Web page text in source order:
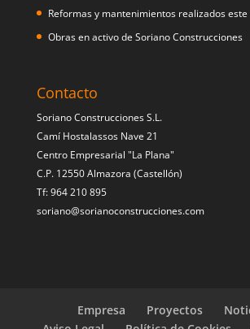
Reformas y mantenimientos realizados
Obras en activo de Soriano Construcciones
Contacto
Soriano Construcciones S.L.
Camí Hostalassos Nave 21
Centro Empresarial "La Plana"
C.P. 12550 Almazora (Castellón)
Tf: 964 210 895
soriano@sorianoconstrucciones.com
Empresa Proyectos